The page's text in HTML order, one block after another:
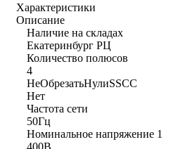
Характеристики
Описание
Наличие на складах
Екатеринбург РЦ
Количество полюсов
4
НеОбрезатьНулиSSCC
Нет
Частота сети
50Гц
Номинальное напряжение 1
400В